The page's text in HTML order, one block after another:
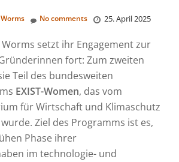
25. April 2025
No comments
setzt ihr Engagement zur
fort: Zum zweiten
Teil des bundesweiten
EXIST-Women, das vom
für Wirtschaft und Klimaschutz
Ziel des Programms ist es,
Phase ihrer
im technologie- und